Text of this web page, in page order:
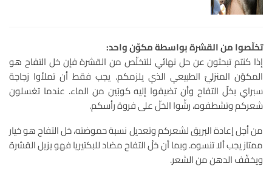
تخلّصوا من القشرة بواسطة مكوّن واحد:
إذا كنتم تبحثون عن حل نهائي للتخلّص من القشرة فإن خل التفاح هو
المكوّن المنزليّ الطبيعي الذي يلزمكم. يجب فقط أن تملأوا زجاجة
سبراي بخلّ التفاح وأن تضيفوا إليه كوبَين من الماء. عندما تغسلون
شعركم وتشطفوه، رشّوا الخلّ على فروة رأسكم.
من أجل إعادة البريق لشعركم وتعديل نسبة حموضته، خل التفاح هو خيار
ممتاز يجب ألا تنسوه. وبما أن خلّ التفاح مضاد للبكتيريا فهو يزيل القشرة
ويخفّف الدهن من الشعر.